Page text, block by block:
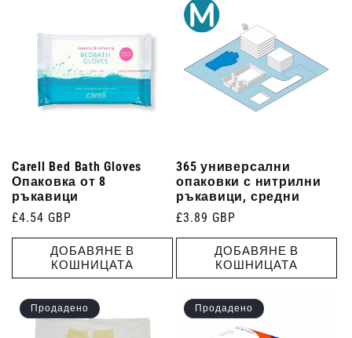
Carell Bed Bath Gloves
Опаковка от 8
ръкавици
Редовна
цена
£4.54 GBP
ДОБАВЯНЕ В
КОШНИЦАТА
365 универсални
опаковки с нитрилни
ръкавици, средни
Редовна
цена
£3.89 GBP
ДОБАВЯНЕ В
КОШНИЦАТА
Продадено Продадено